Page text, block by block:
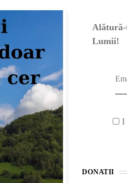
Alătură-
Lumii!
I
DONATII